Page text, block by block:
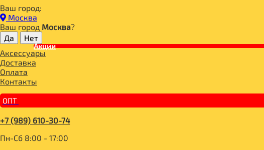
Ваш город:
Москва
Ваш город Москва?
Акции
Аксессуары
Доставка
Оплата
Контакты
ОПТ
+7 (989) 610-30-74
Пн-Сб 8:00 - 17:00
Главная
СПОРТИВНОЕ ПИТАНИЕ
ПРОТЕИН
Matrix 2,0 шоколад 907g, Syntrax